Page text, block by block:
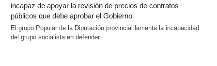
incapaz de apoyar la revisión de precios de contratos
públicos que debe aprobar el Gobierno
El grupo Popular de la Diputación provincial lamenta la incapacidad
del grupo socialista en defender…